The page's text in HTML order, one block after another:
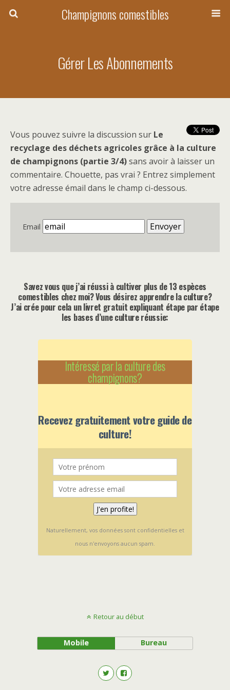
Champignons comestibles
Gérer Les Abonnements
Vous pouvez suivre la discussion sur Le
recyclage des déchets agricoles grâce à la culture
de champignons (partie 3/4)sans avoir à laisser un
commentaire. Chouette, pas vrai ? Entrez simplement
votre adresse émail dans le champ ci-dessous.
Email
Savez vous que j’ai réussi à cultiver plus de 13 espèces
comestibles chez moi? Vous désirez apprendre la culture?
J’ai crée pour cela un livret gratuit expliquant étape par étape
les bases d’une culture réussie:
Intéressé par la culture des
champignons?
Recevez gratuitement votre guide de
culture!
Naturellement, vos données sont confidentielles et
nous n'envoyons aucun spam.
Retour au début
Mobile Bureau